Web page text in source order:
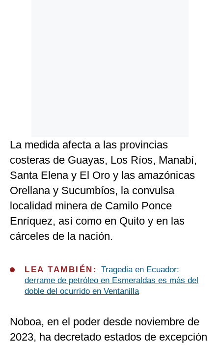
La medida afecta a las provincias
costeras de Guayas, Los Ríos, Manabí,
Santa Elena y El Oro y las amazónicas
Orellana y Sucumbíos, la convulsa
localidad minera de Camilo Ponce
Enríquez, así como en Quito y en las
cárceles de la nación.
LEA TAMBIÉN: Tragedia en Ecuador:
derrame de petróleo en Esmeraldas es más del
doble del ocurrido en Ventanilla
Noboa, en el poder desde noviembre de
2023, ha decretado estados de excepción